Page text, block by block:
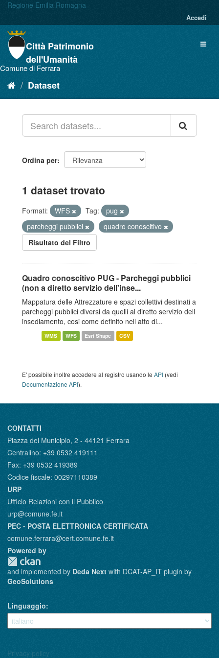
Salta
contenuto
Regione Emilia Romagna
Accedi
Comune di Ferrara
Città Patrimonio
dell'Umanità
Dataset
Ordina per
1 dataset trovato
Formati: WFS Tag:
pug
parcheggi pubblici
quadro conoscitivo
Risultato del Filtro
Quadro conoscitivo PUG - Parcheggi pubblici
(non a diretto servizio dell'inse...
Mappatura delle Attrezzature e spazi collettivi destinati a
parcheggi pubblici diversi da quelli al diretto servizio dell
insediamento, cosi come definito nell atto di...
WMS WFS Esri Shape CSV
E' possibile inoltre accedere al registro usando le API (vedi
Documentazione API).
CONTATTI
Piazza del Municipio, 2 - 44121 Ferrara
Centralino: +39 0532 419111
Fax: +39 0532 419389
Codice fiscale: 00297110389
URP
Ufficio Relazioni con il Pubblico
urp@comune.fe.it
PEC - POSTA ELETTRONICA CERTIFICATA
comune.ferrara@cert.comune.fe.it
Powered by
and implemented by Deda Next with DCAT-AP_IT plugin by
GeoSolutions
Linguaggio
Privacy policy